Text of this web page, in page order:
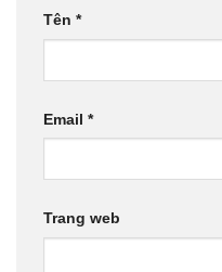
Tên *
Email *
Trang web